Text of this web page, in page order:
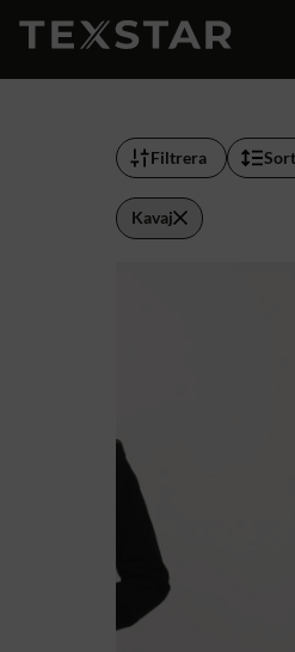
Filtrera
Kavaj